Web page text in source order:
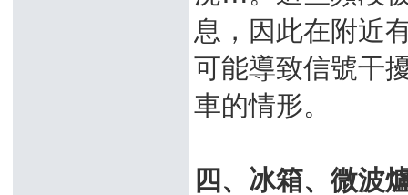
息，因此在附近
可能導致信號干
車的情形。
四、冰箱、微波